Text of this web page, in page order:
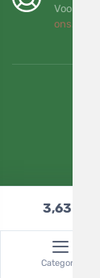
Voor
ons
3,63
Categorie